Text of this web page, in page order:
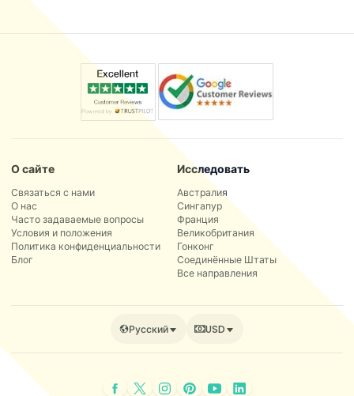
О сайте
Связаться с нами
О нас
Часто задаваемые вопросы
Условия и положения
Политика конфиденциальности
Блог
Исследовать
Австралия
Сингапур
Франция
Великобритания
Гонконг
Соединённые Штаты
Все направления
Русский USD